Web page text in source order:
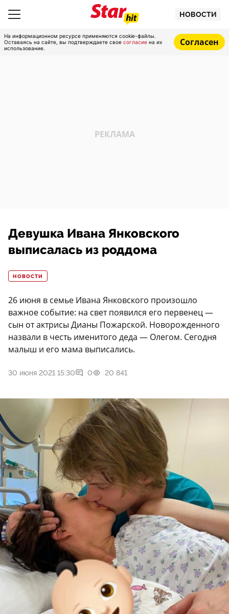
НОВОСТИ
На информационном ресурсе применяются cookie-файлы.
Оставаясь на сайте, вы подтверждаете свое согласие на их
использование.
Согласен
Девушка Ивана Янковского
выписалась из роддома
НОВОСТИ
26 июня в семье Ивана Янковского произошло
важное событие: на свет появился его первенец —
сын от актрисы Дианы Пожарской. Новорожденного
назвали в честь именитого деда — Олегом. Сегодня
малыш и его мама выписались.
30 июня 2021 15:30 0 20 841